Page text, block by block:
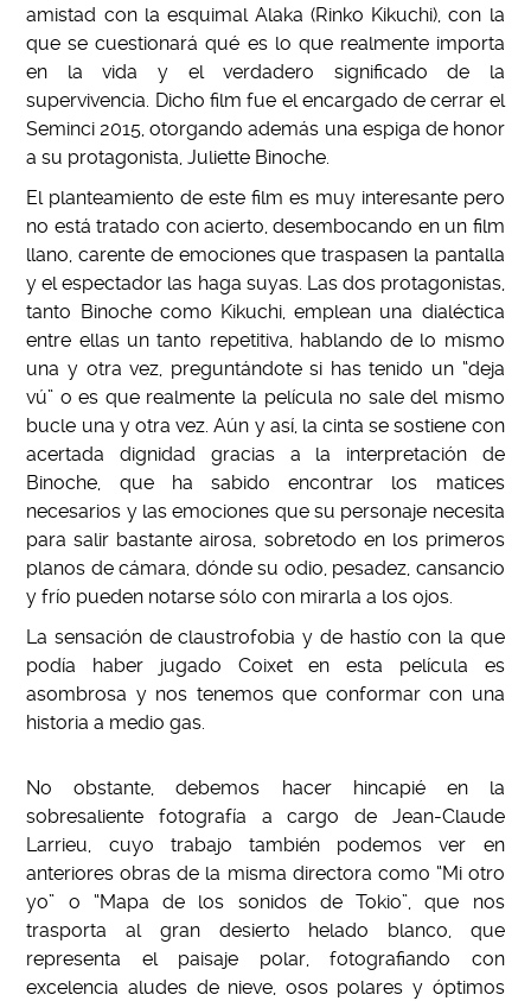
amistad con la esquimal Alaka (Rinko Kikuchi), con la
que se cuestionará qué es lo que realmente importa
en la vida y el verdadero significado de la
supervivencia. Dicho film fue el encargado de cerrar el
Seminci 2015, otorgando además una espiga de honor
a su protagonista, Juliette Binoche.
El planteamiento de este film es muy interesante pero
no está tratado con acierto, desembocando en un film
llano, carente de emociones que traspasen la pantalla
y el espectador las haga suyas. Las dos protagonistas,
tanto Binoche como Kikuchi, emplean una dialéctica
entre ellas un tanto repetitiva, hablando de lo mismo
una y otra vez, preguntándote si has tenido un “deja
vú” o es que realmente la película no sale del mismo
bucle una y otra vez. Aún y así, la cinta se sostiene con
acertada dignidad gracias a la interpretación de
Binoche, que ha sabido encontrar los matices
necesarios y las emociones que su personaje necesita
para salir bastante airosa, sobretodo en los primeros
planos de cámara, dónde su odio, pesadez, cansancio
y frío pueden notarse sólo con mirarla a los ojos.
La sensación de claustrofobia y de hastío con la que
podía haber jugado Coixet en esta película es
asombrosa y nos tenemos que conformar con una
historia a medio gas.
No obstante, debemos hacer hincapié en la
sobresaliente fotografía a cargo de Jean-Claude
Larrieu, cuyo trabajo también podemos ver en
anteriores obras de la misma directora como “Mi otro
yo” o “Mapa de los sonidos de Tokio”, que nos
trasporta al gran desierto helado blanco, que
representa el paisaje polar, fotografiando con
excelencia aludes de nieve, osos polares y óptimos